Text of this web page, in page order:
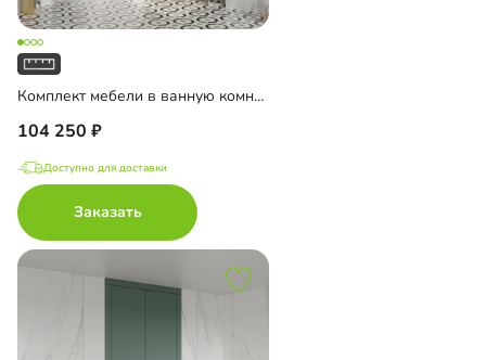
Комплект мебели в ванную комнату Ментон-2
104 250
Доступно для доставки
Заказать